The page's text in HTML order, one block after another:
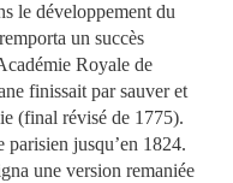
le développement du
un succès
Royale de
finissait par sauver et
(final révisé de 1775).
jusqu’en 1824.
une version remaniée